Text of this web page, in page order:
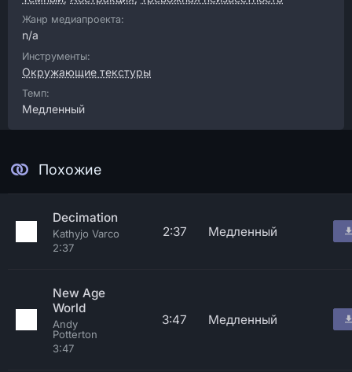
Жанр медиапроекта:
n/a
Инструменты:
Окружающие текстуры
Темп:
Медленный
Похожие
Decimation
Kathyjo Varco
2:37
2:37 Медленный
New Age
World
Andy
Potterton
3:47
3:47 Медленный